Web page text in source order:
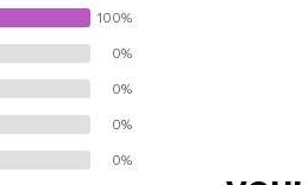
100%
0%
0%
0%
0%